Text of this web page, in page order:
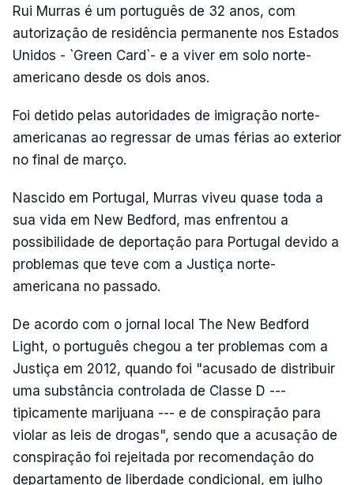
Rui Murras é um português de 32 anos, com
autorização de residência permanente nos Estados
Unidos - `Green Card`- e a viver em solo norte-
americano desde os dois anos.
Foi detido pelas autoridades de imigração norte-
americanas ao regressar de umas férias ao exterior
no final de março.
Nascido em Portugal, Murras viveu quase toda a
sua vida em New Bedford, mas enfrentou a
possibilidade de deportação para Portugal devido a
problemas que teve com a Justiça norte-
americana no passado.
De acordo com o jornal local The New Bedford
Light, o português chegou a ter problemas com a
Justiça em 2012, quando foi "acusado de distribuir
uma substância controlada de Classe D ---
tipicamente marijuana --- e de conspiração para
violar as leis de drogas", sendo que a acusação de
conspiração foi rejeitada por recomendação do
departamento de liberdade condicional, em julho